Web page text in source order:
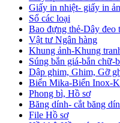
Giấy in nhiệt- giấy in
Sổ các loại
Bao đựng thẻ-Dây đeo
Vật tư Ngân hàng
Khung ảnh-Khung
Súng bắn giá-bắn chữ-
Dập ghim, Ghim, Gỡ
Biển Mika-Biển Inox-
Phong bì, Hồ sơ
Băng dính- cắt băng
File Hồ sơ